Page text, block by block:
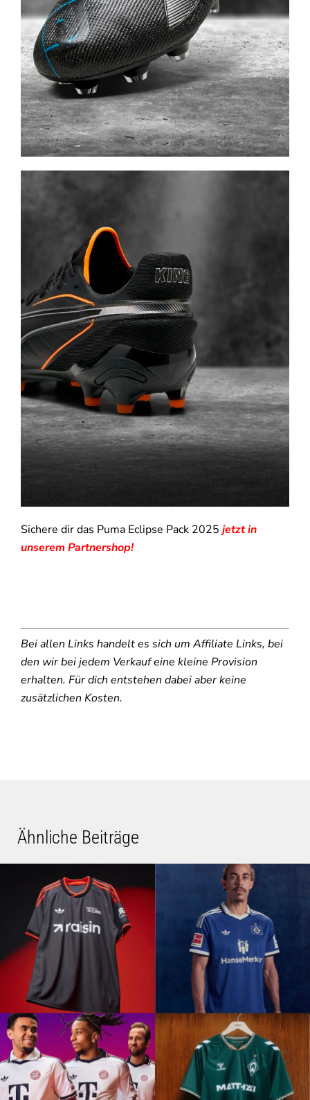
Sichere dir das Puma Eclipse Pack 2025jetzt in
unserem Partnershop!
Bei allen Links handelt es sich um Affiliate Links, bei
den wir bei jedem Verkauf eine kleine Provision
erhalten. Für dich entstehen dabei aber keine
zusätzlichen Kosten.
Ähnliche Beiträge